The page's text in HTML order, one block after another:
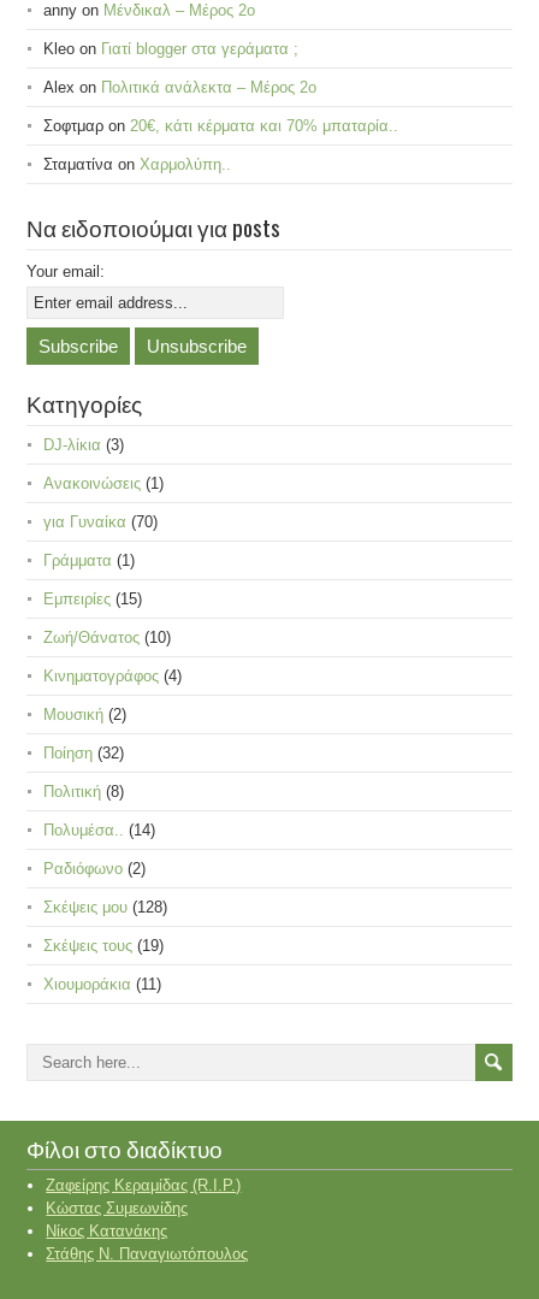
anny on Μένδικαλ – Μέρος 2ο
Kleo on Γιατί blogger στα γεράματα ;
Alex on Πολιτικά ανάλεκτα – Μέρος 2ο
Σοφτμαρ on20€, κάτι κέρματα και 70% μπαταρία..
Σταματίνα onΧαρμολύπη..
Να ειδοποιούμαι για posts
Your email:
Κατηγορίες
DJ-λίκια (3)
Ανακοινώσεις (1)
για Γυναίκα (70)
Γράμματα (1)
Εμπειρίες (15)
Ζωή/Θάνατος (10)
Κινηματογράφος (4)
Μουσική (2)
Ποίηση (32)
Πολιτική (8)
Πολυμέσα.. (14)
Ραδιόφωνο (2)
Σκέψεις μου (128)
Σκέψεις τους (19)
Χιουμοράκια (11)
Φίλοι στο διαδίκτυο
Ζαφείρης Κεραμίδας (R.I.P.)
Κώστας Συμεωνίδης
Νίκος Κατανάκης
Στάθης Ν. Παναγιωτόπουλος